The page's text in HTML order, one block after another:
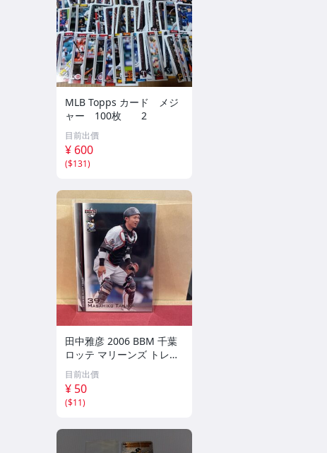
MLB Topps カード メジ
ャー 100枚 2
目前出價
¥ 600
($131)
田中雅彦 2006 BBM 千葉
ロッテ マリーンズ トレカ
プロ野球 カード M37 スポ
ーツ アスリート トレーデ
ィングカード NPB
目前出價
¥ 50
($11)